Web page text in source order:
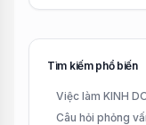
Tìm kiếm phổ biến
Việc làm KINH
Câu hỏi phỏng